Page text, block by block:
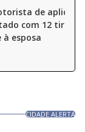
de
com 12 tiros
esposa
CIDADE ALERTA